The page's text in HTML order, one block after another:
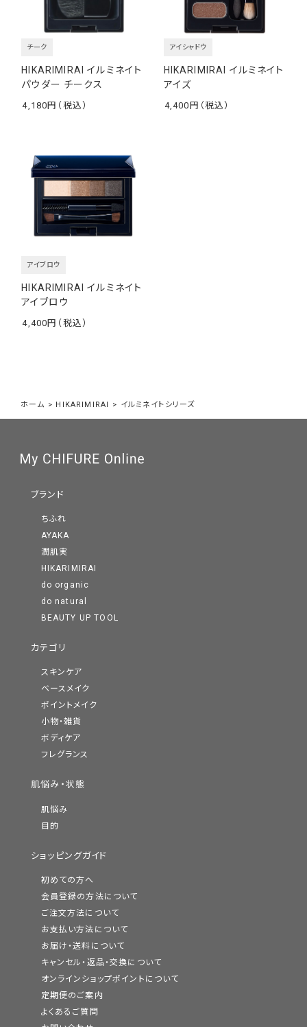
HIKARIMIRAI イルミネイト
パウダー チークス
チーク
4,180
HIKARIMIRAI イルミネイト
アイズ
アイシャドウ
4,400
HIKARIMIRAI イルミネイト
アイブロウ
アイブロウ
4,400
ホーム > HIKARIMIRAI > イルミネイトシリーズ
ブランド
ちふれ
AYAKA
潤肌実
HIKARIMIRAI
do organic
do natural
BEAUTY UP TOOL
カテゴリ
スキンケア
ベースメイク
ポイントメイク
小物・雑貨
ボディケア
フレグランス
肌悩み・状態
肌悩み
目的
ショッピングガイド
初めての方へ
会員登録の方法について
ご注文方法について
お支払い方法について
お届け・送料について
キャンセル・返品・交換について
オンラインショップポイントについて
定期便のご案内
よくあるご質問